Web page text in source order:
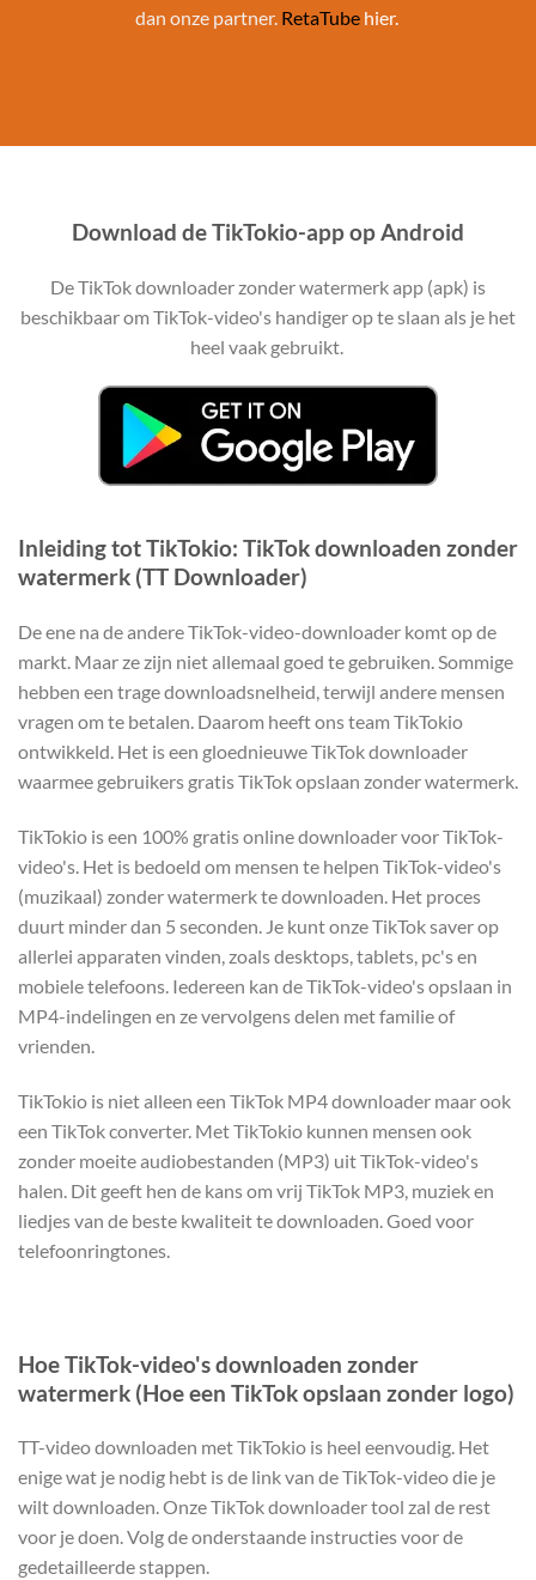
dan onze partner. RetaTube hier.
Download de TikTokio-app op Android
De TikTok downloader zonder watermerk app (apk) is
beschikbaar om TikTok-video's handiger op te slaan als je het
heel vaak gebruikt.
Inleiding tot TikTokio: TikTok downloaden zonder
watermerk (TT Downloader)
De ene na de andere TikTok-video-downloader komt op de
markt. Maar ze zijn niet allemaal goed te gebruiken. Sommige
hebben een trage downloadsnelheid, terwijl andere mensen
vragen om te betalen. Daarom heeft ons team TikTokio
ontwikkeld. Het is een gloednieuwe TikTok downloader
waarmee gebruikers gratis TikTok opslaan zonder watermerk.
TikTokio is een 100% gratis online downloader voor TikTok-
video's. Het is bedoeld om mensen te helpen TikTok-video's
(muzikaal) zonder watermerk te downloaden. Het proces
duurt minder dan 5 seconden. Je kunt onze TikTok saver op
allerlei apparaten vinden, zoals desktops, tablets, pc's en
mobiele telefoons. Iedereen kan de TikTok-video's opslaan in
MP4-indelingen en ze vervolgens delen met familie of
vrienden.
TikTokio is niet alleen een TikTok MP4 downloader maar ook
een TikTok converter. Met TikTokio kunnen mensen ook
zonder moeite audiobestanden (MP3) uit TikTok-video's
halen. Dit geeft hen de kans om vrij TikTok MP3, muziek en
liedjes van de beste kwaliteit te downloaden. Goed voor
telefoonringtones.
Hoe TikTok-video's downloaden zonder
watermerk (Hoe een TikTok opslaan zonder logo)
TT-video downloaden met TikTokio is heel eenvoudig. Het
enige wat je nodig hebt is de link van de TikTok-video die je
wilt downloaden. Onze TikTok downloader tool zal de rest
voor je doen. Volg de onderstaande instructies voor de
gedetailleerde stappen.